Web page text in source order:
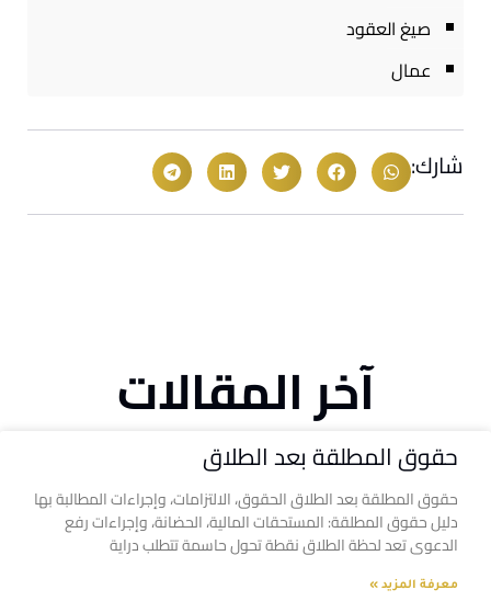
صيغ العقود
عمال
شارك:
آخر المقالات
حقوق المطلقة بعد الطلاق
حقوق المطلقة بعد الطلاق الحقوق، الالتزامات، وإجراءات المطالبة بها
دليل حقوق المطلقة: المستحقات المالية، الحضانة، وإجراءات رفع
الدعوى تعد لحظة الطلاق نقطة تحول حاسمة تتطلب دراية
معرفة المزيد »